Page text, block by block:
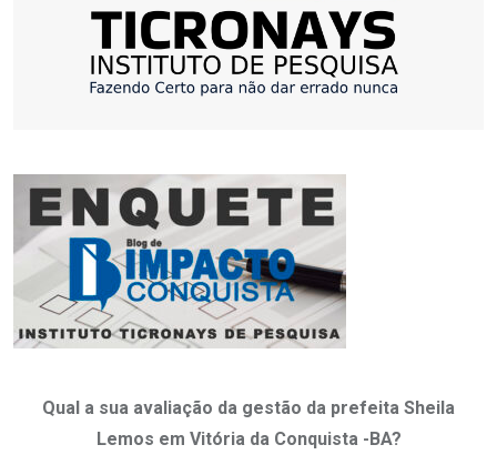
Qual a sua avaliação da gestão da prefeita Sheila
Lemos em Vitória da Conquista -BA?